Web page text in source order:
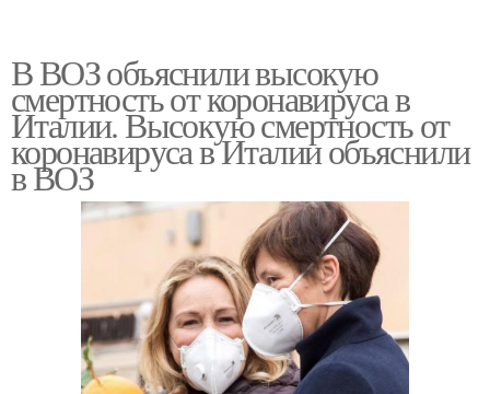
В ВОЗ объяснили высокую
смертность от коронавируса в
Италии. Высокую смертность от
коронавируса в Италии объяснили
в ВОЗ